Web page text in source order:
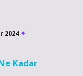
2024
Kadar